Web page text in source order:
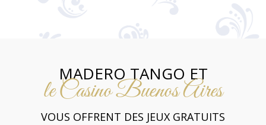
MADERO TANGO ET
le Casino Buenos Aires
VOUS OFFRENT DES JEUX GRATUITS